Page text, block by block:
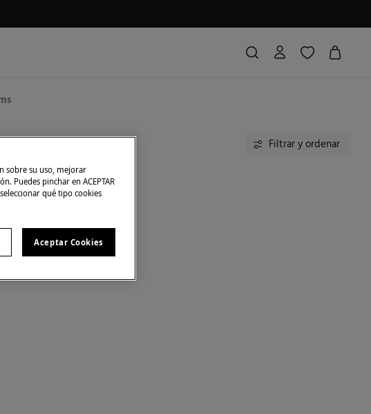
Filtrar y ordenar
sobre su uso, mejorar
Puedes pinchar en ACEPTAR
qué tipo cookies
Aceptar Cookies